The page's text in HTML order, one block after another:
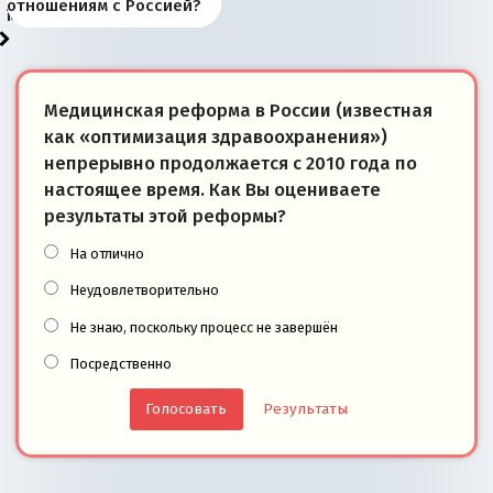
моря
победители
«переобувании» хозяев
суверенной экономике
Анкориджа
внутренней политике
отношениям с Россией?
Медицинская реформа в России (известная
как «оптимизация здравоохранения»)
непрерывно продолжается с 2010 года по
настоящее время. Как Вы оцениваете
результаты этой реформы?
На отлично
Неудовлетворительно
Не знаю, поскольку процесс не завершён
Посредственно
Результаты